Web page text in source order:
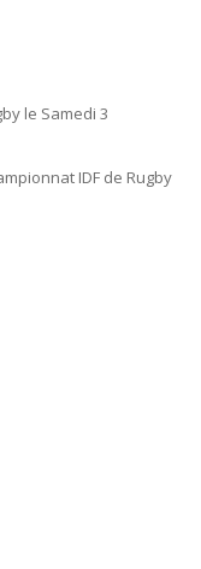
le Samedi 3
IDF de Rugby